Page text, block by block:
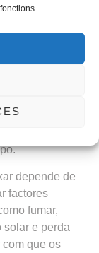
facelift?
que as
nunca serão
e elastina à
depende de
factores
fumar,
e perda
que os